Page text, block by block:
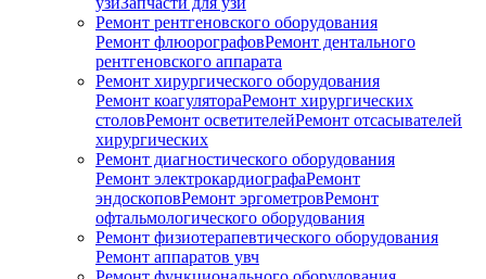
Ремонт рентгеновского оборудования
Ремонт флюорографовРемонт дентального
рентгеновского аппарата
Ремонт хирургического оборудования
Ремонт коагулятораРемонт хирургических
столовРемонт осветителейРемонт отсасывателей
хирургических
Ремонт диагностического оборудования
Ремонт электрокардиографаРемонт
эндоскоповРемонт эргометровРемонт
офтальмологического оборудования
Ремонт физиотерапевтического оборудования
Ремонт аппаратов увч